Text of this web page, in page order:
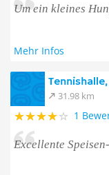
Um ein kleines
Mehr Infos
31.98 km
1
Excellente